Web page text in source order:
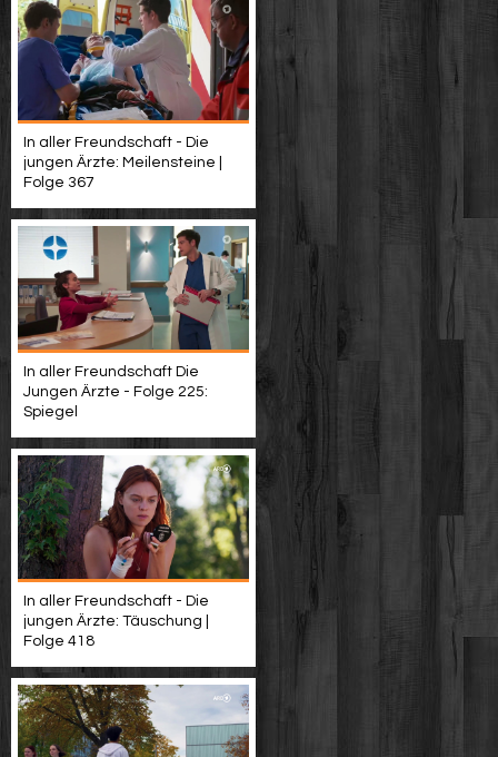
In aller Freundschaft - Die
jungen Ärzte: Meilensteine |
Folge 367
In aller Freundschaft Die
Jungen Ärzte - Folge 225:
Spiegel
In aller Freundschaft - Die
jungen Ärzte: Täuschung |
Folge 418